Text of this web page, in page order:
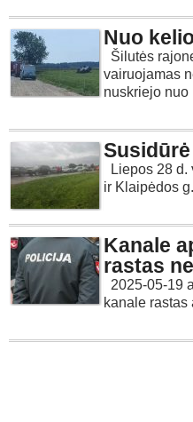
Nuo
Šilutės
vairuojamas
nuskriejo nuo
Liepos 28 d.
ir Klaipėdos
Kanale
rastas
2025-05-19
kanale rastas